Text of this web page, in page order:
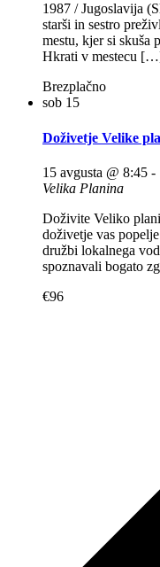
1987 / Jugoslavija
starši in sestro
mestu, kjer si skuša
Hkrati v mestecu
Brezplačno
sob 15
Doživetje Velike
15 avgusta @ 8:45 -
Velika Planina
Doživite Veliko
doživetje vas
družbi lokalnega
spoznavali bogato
€96